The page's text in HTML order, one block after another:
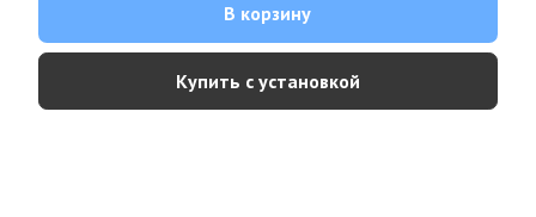
В корзину
Купить с установкой